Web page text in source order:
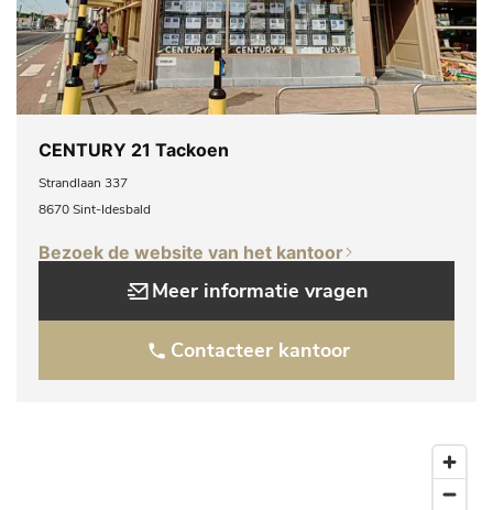
CENTURY 21 Tackoen
Strandlaan 337
8670 Sint-Idesbald
Bezoek de website van het kantoor
Meer informatie vragen
Contacteer kantoor